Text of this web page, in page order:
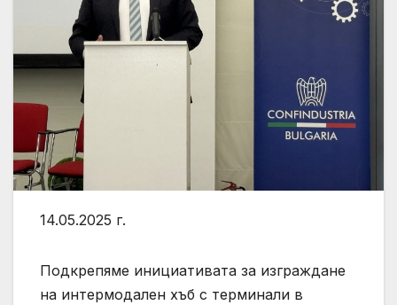
14.05.2025 г.
Подкрепяме инициативата за изграждане
на интермодален хъб с терминали в